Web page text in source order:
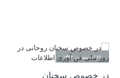
۲۸ اردیبهشت ۱۳۹۳
در خصوص سخنان